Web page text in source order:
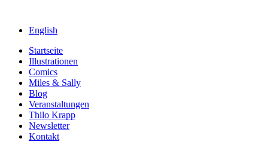
English
Startseite
Illustrationen
Comics
Miles & Sally
Blog
Veranstaltungen
Thilo Krapp
Newsletter
Kontakt